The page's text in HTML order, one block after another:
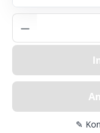
Produkt
✎